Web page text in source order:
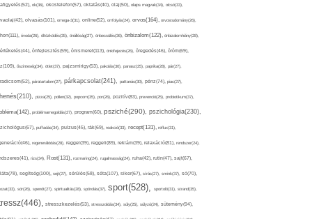
ok(36), okostelefon(57), oktatás(40), olaj(50), olajos magvak(34), olcsó(33),
olvasás(101), omega-3(31), online(52), orrfolyás(24), orvos(164), orvostudomány(26),
óvoda(26), öltözködés(35), önállóság(27), önbecsülés(36), önbizalom(122), önbizalomhiány(28),
önfejlesztés(59), önismeret(113), önkifejezés(26), öregedés(46), öröm(69),
őszinteség(34), ötlet(37), pajzsmirigy(53), pakolás(30), panasz(25), paprika(28), pár(27),
páratartalom(27), párkapcsolat(241), pattanás(30), pénz(74), piac(27),
pizza(25), pollen(32), popcorn(35), por(26), pozitív(83), prevenció(25), probiotikum(37),
problémamegoldás(27), program(60), psziché(290), pszichológia(230),
puffadás(34), pulzus(45), rák(69), reakció(33), recept(131), reflux(31),
regenerálódás(28), reggel(39), reggeli(89), reklám(39), relaxáció(81), rendszer(24),
rizs(34), Rost(131), rozmaring(24), rugalmasság(24), ruha(42), rutin(47), sajt(67),
segítség(100), sejt(27), sérülés(58), séta(107), siker(67), sírás(27), smink(37), só(70),
sör(26), spenót(27), spiritualitás(28), spórolás(37), sport(528), sportoló(31), strand(35),
stresszkezelés(53), stresszoldás(34), súly(25), súlyzó(24), sütemény(94),